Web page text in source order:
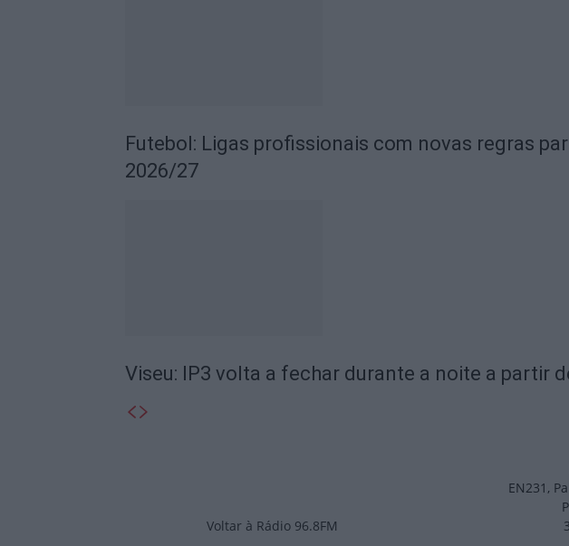
Futebol: Ligas profissionais com novas regras
2026/27
Viseu: IP3 volta a fechar durante a noite a partir
Voltar à Rádio 96.8FM
EN231,